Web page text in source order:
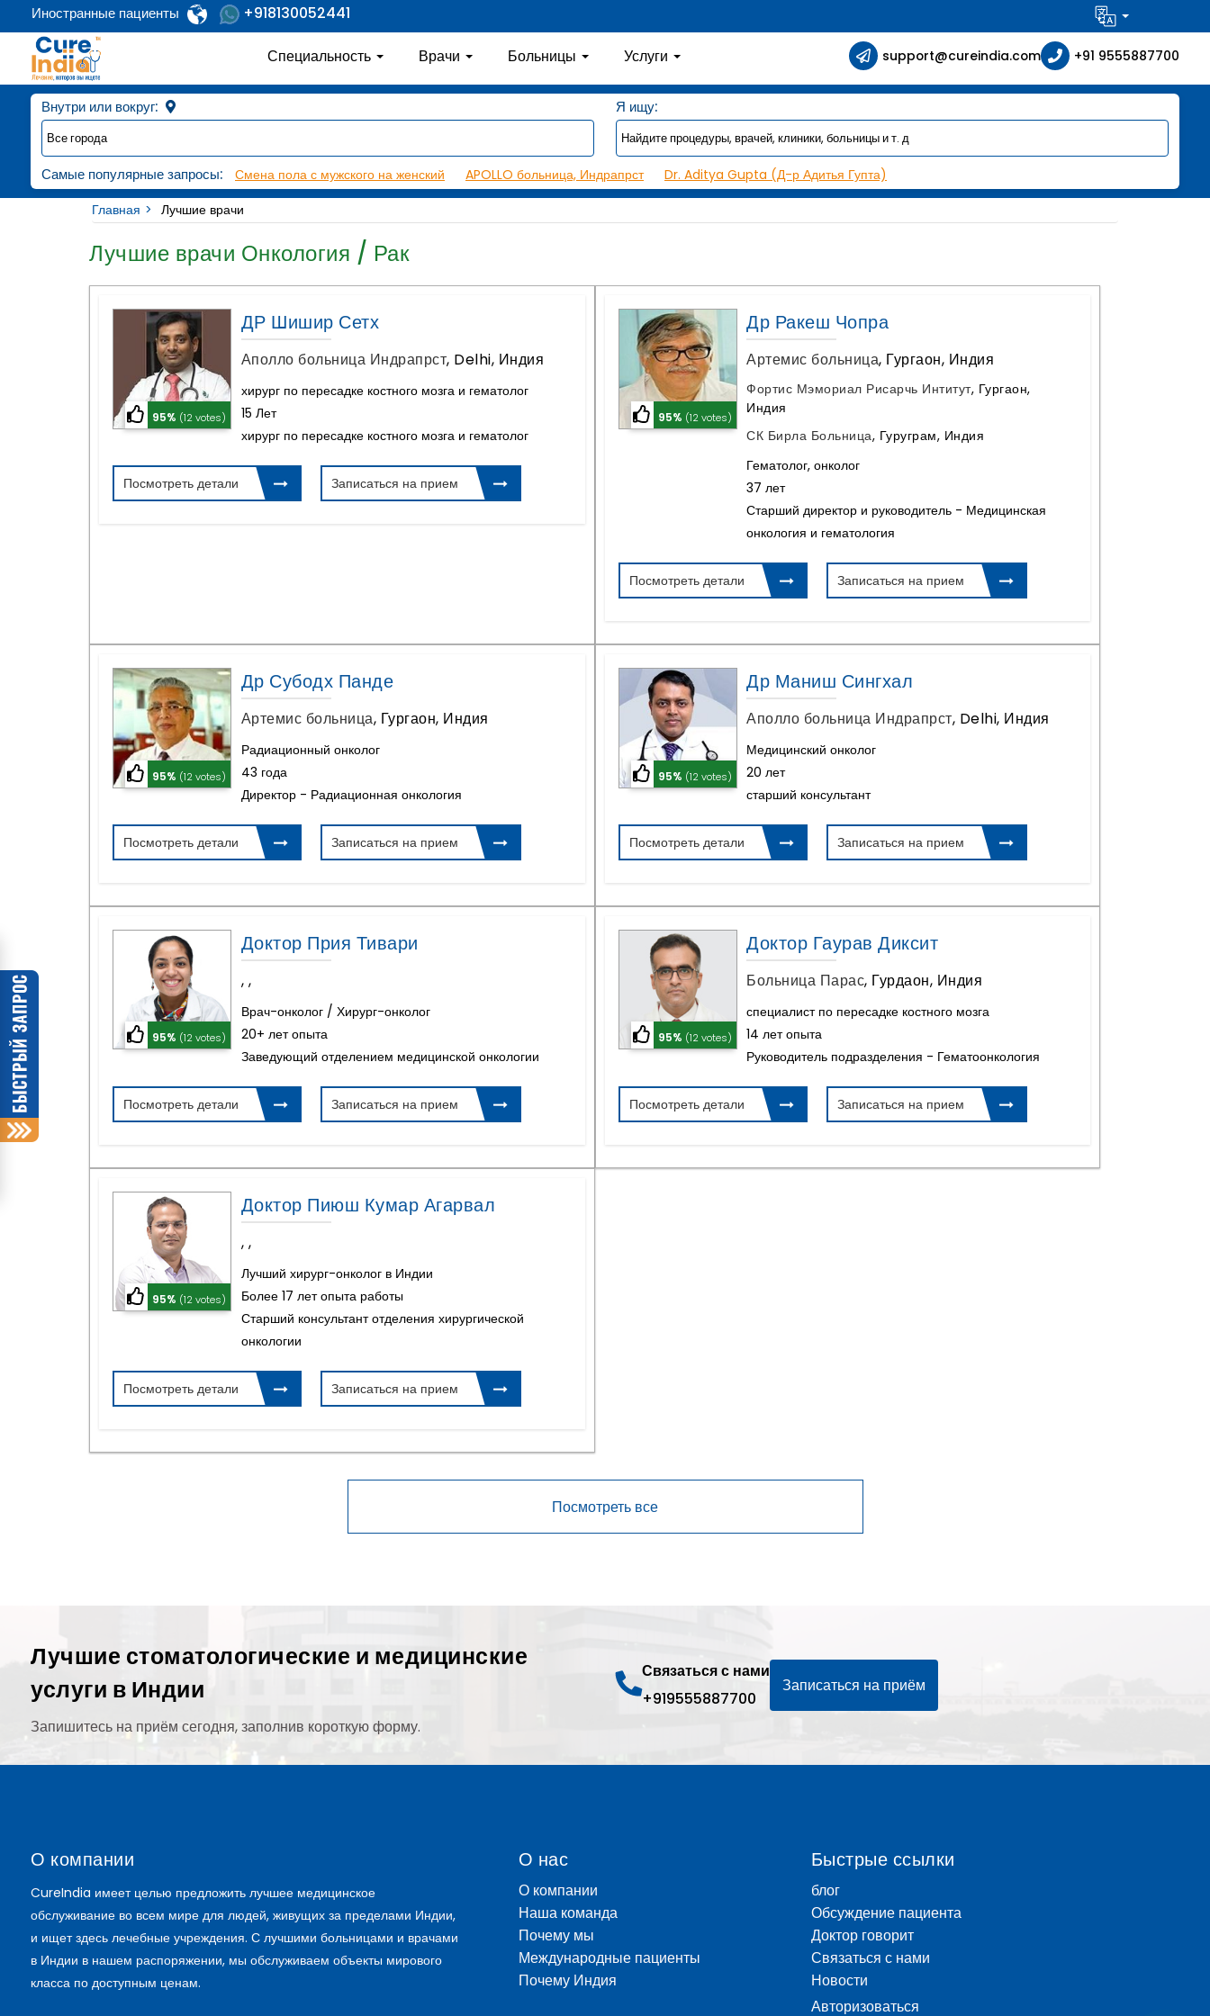
Иностранные пациенты +918130052441
Специальность Врачи Больницы Услуги support@cureindia.com +91 9555887700
Внутри или вокруг: Я ищу:
Самые популярные запросы: Смена пола с мужского на женский APOLLO больница, Индрапрст
Dr. Aditya Gupta (Д-р Адитья Гупта)
Главная
Лучшие врачи
Лучшие врачи Онкология / Рак
95% (12 votes)
ДР Шишир Сетх
Аполло больница Индрапрст, Delhi, Индия
хирург по пересадке костного мозга и гематолог
15 Лет
хирург по пересадке костного мозга и гематолог
Посмотреть детали Записаться на прием
95% (12 votes)
Др Ракеш Чопра
Артемис больница, Гургаон, Индия
Фортис Мэмориал Рисарчь Интитут, Гургаон,
Индия
СК Бирла Больница, Гуруграм, Индия
Гематолог, онколог
37 лет
Старший директор и руководитель - Медицинская
онкология и гематология
Посмотреть детали Записаться на прием
95% (12 votes)
Др Субодх Панде
Артемис больница, Гургаон, Индия
Радиационный онколог
43 года
Директор - Радиационная онкология
Посмотреть детали Записаться на прием
95% (12 votes)
Др Маниш Сингхал
Аполло больница Индрапрст, Delhi, Индия
Медицинский онколог
20 лет
старший консультант
Посмотреть детали Записаться на прием
95% (12 votes)
Доктор Прия Тивари
, ,
Врач-онколог / Хирург-онколог
20+ лет опыта
Заведующий отделением медицинской онкологии
Посмотреть детали Записаться на прием
95% (12 votes)
Доктор Гаурав Диксит
Больница Парас, Гурдаон, Индия
специалист по пересадке костного мозга
14 лет опыта
Руководитель подразделения - Гематоонкология
Посмотреть детали Записаться на прием
95% (12 votes)
Доктор Пиюш Кумар Агарвал
, ,
Лучший хирург-онколог в Индии
Более 17 лет опыта работы
Старший консультант отделения хирургической
онкологии
Посмотреть детали Записаться на прием
Посмотреть все
Лучшие стоматологические и медицинские
услуги в Индии
Запишитесь на приём сегодня, заполнив короткую форму.
Связаться с нами
+919555887700
Записаться на приём
О компании
CureIndia имеет целью предложить лучшее медицинское
обслуживание во всем мире для людей, живущих за пределами Индии,
и ищет здесь лечебные учреждения. С лучшими больницами и врачами
в Индии в нашем распоряжении, мы обслуживаем объекты мирового
класса по доступным ценам.
О нас
О компании
Наша команда
Почему мы
Международные пациенты
Почему Индия
Быстрые ссылки
блог
Обсуждение пациента
Доктор говорит
Связаться с нами
Новости
Авторизоваться